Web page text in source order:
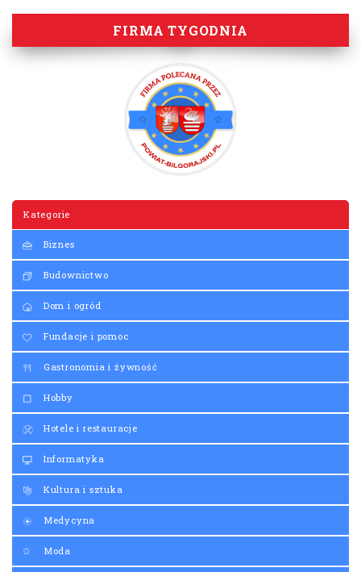
FIRMA TYGODNIA
Kategorie
Biznes
Budownictwo
Dom i ogród
Fundacje i pomoc
Gastronomia i żywność
Hobby
Hotele i restauracje
Informatyka
Kultura i sztuka
Medycyna
Moda